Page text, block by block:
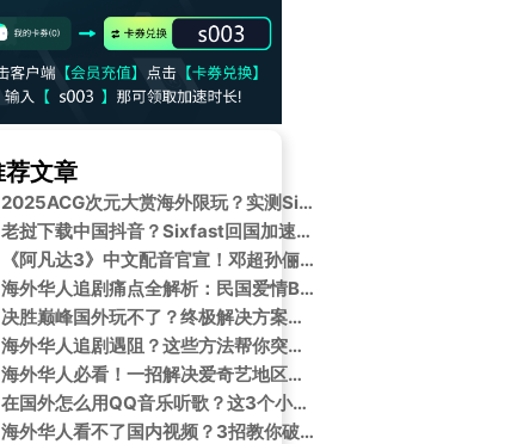
荐文章
2025ACG次元大赏海外限玩？实测Sixfast一键解锁微博游戏活动！
老挝下载中国抖音？Sixfast回国加速器帮你解决！
《阿凡达3》中文配音官宣！邓超孙俪再联手，海外华人却面临“看片难”？
海外华人追剧痛点全解析：民国爱情BE美学为何让人欲罢不能
决胜巅峰国外玩不了？终极解决方案助你畅玩！
海外华人追剧遇阻？这些方法帮你突破地区限制轻松看国内热门综艺
海外华人必看！一招解决爱奇艺地区限制，追《营救飞虎》不再难
在国外怎么用QQ音乐听歌？这3个小技巧帮你解除海外限制
海外华人看不了国内视频？3招教你破解地区限制，追剧听歌无压力！